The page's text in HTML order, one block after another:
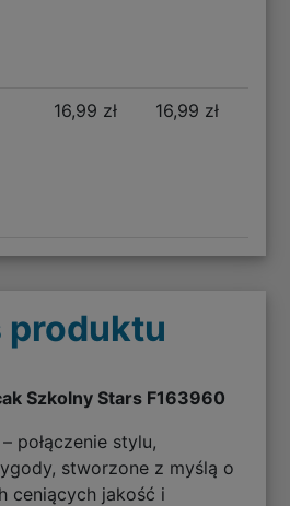
16,99 zł 16,99 zł
produktu
Szkolny Stars F163960
połączenie stylu,
stworzone z myślą o
ceniących jakość i